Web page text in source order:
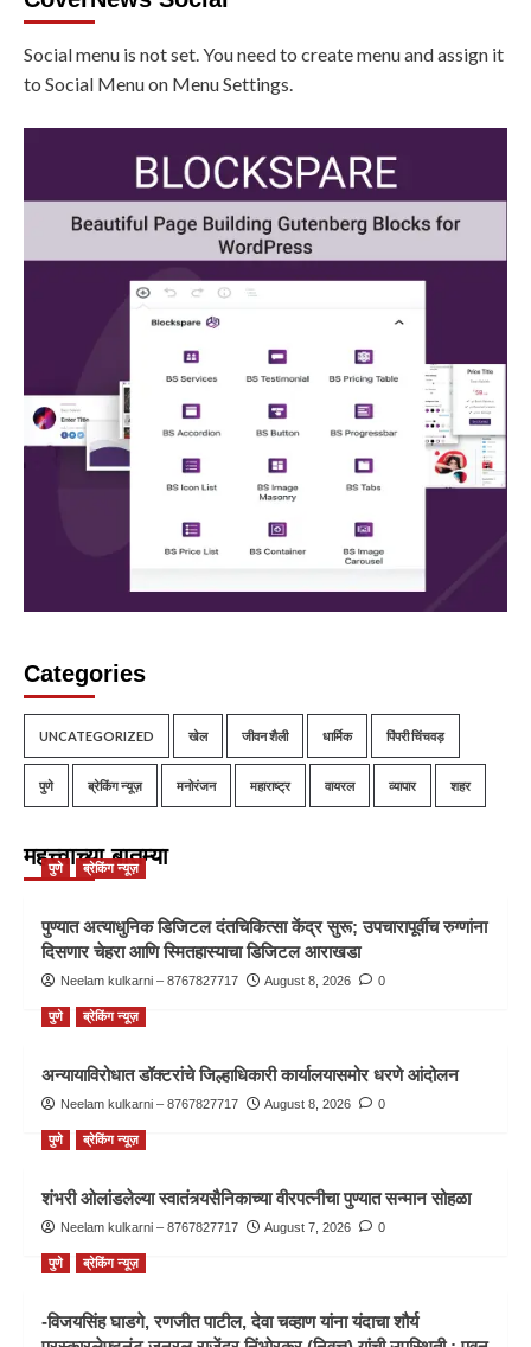
Social menu is not set. You need to create menu and assign it
to Social Menu on Menu Settings.
Categories
UNCATEGORIZED खेल जीवन शैली धार्मिक पिंपरी चिंचवड़
पुणे ब्रेकिंग न्यूज़ मनोरंजन महाराष्ट्र वायरल व्यापार शहर
महत्त्वाच्या बातम्या
पुणे ब्रेकिंग न्यूज़
पुण्यात अत्याधुनिक डिजिटल दंतचिकित्सा केंद्र सुरू; उपचारापूर्वीच रुग्णांना
दिसणार चेहरा आणि स्मितहास्याचा डिजिटल आराखडा
Neelam kulkarni – 8767827717 August 8, 2026 0
पुणे ब्रेकिंग न्यूज़
अन्यायाविरोधात डॉक्टरांचे जिल्हाधिकारी कार्यालयासमोर धरणे आंदोलन
Neelam kulkarni – 8767827717 August 8, 2026 0
पुणे ब्रेकिंग न्यूज़
शंभरी ओलांडलेल्या स्वातंत्र्यसैनिकाच्या वीरपत्नीचा पुण्यात सन्मान सोहळा
Neelam kulkarni – 8767827717 August 7, 2026 0
पुणे ब्रेकिंग न्यूज़
-विजयसिंह घाडगे, रणजीत पाटील, देवा चव्हाण यांना यंदाचा शौर्य